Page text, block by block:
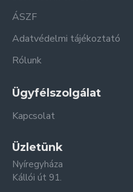
ÁSZF
Adatvédelmi tájékoztató
Rólunk
Ügyfélszolgálat
Kapcsolat
Üzletünk
Nyíregyháza
Kállói út 91.